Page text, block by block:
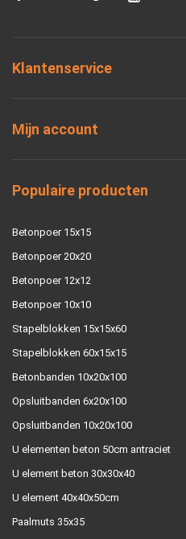
Klantenservice
Mijn account
Populaire producten
Betonpoer 15x15
Betonpoer 20x20
Betonpoer 12x12
Betonpoer 10x10
Stapelblokken 15x15x60
Stapelblokken 60x15x15
Betonbanden 10x20x100
Opsluitbanden 6x20x100
Opsluitbanden 10x20x100
U elementen beton 50cm antraciet
U element beton 30x30x40
U element 40x40x50cm
Paalmuts 35x35